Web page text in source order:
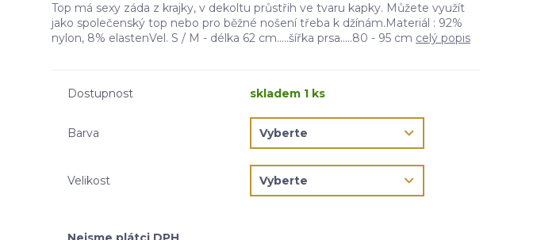
Top má sexy záda z krajky, v dekoltu průstřih ve tvaru kapky. Můžete využít
jako společenský top nebo pro běžné nošení třeba k džínám.Materiál : 92%
nylon, 8% elastenVel. S / M - délka 62 cm.....šířka prsa.....80 - 95 cm celý popis
Dostupnost skladem 1 ks
Barva
Velikost